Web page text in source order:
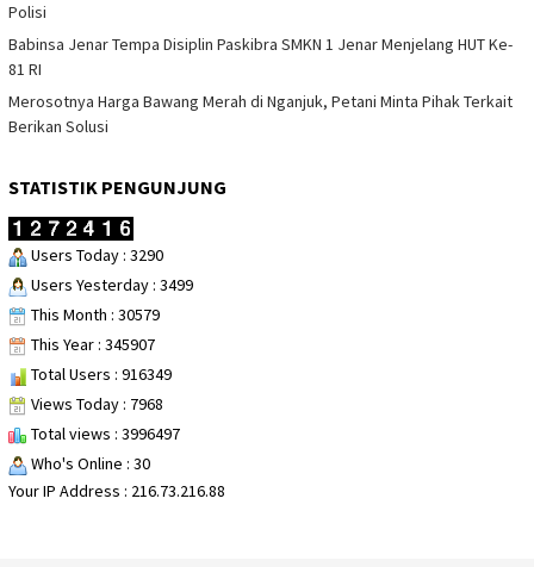
Polisi
Babinsa Jenar Tempa Disiplin Paskibra SMKN 1 Jenar Menjelang HUT Ke-
81 RI
Merosotnya Harga Bawang Merah di Nganjuk, Petani Minta Pihak Terkait
Berikan Solusi
STATISTIK PENGUNJUNG
Users Today : 3290
Users Yesterday : 3499
This Month : 30579
This Year : 345907
Total Users : 916349
Views Today : 7968
Total views : 3996497
Who's Online : 30
Your IP Address : 216.73.216.88